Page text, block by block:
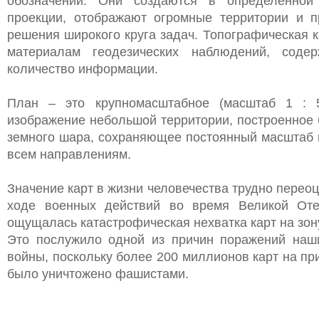
проекции, отображают огромные территории и
решения широкого круга задач. Топографическая
материалам геодезических наблюдений,
количество информации.
План – это крупномасштабное (масштаб 1 :
изображение небольшой территории, построенное
земного шара, сохраняющее постоянный масштаб
всем направлениям.
Значение карт в жизни человечества трудно
ходе военных действий во время Великой
ощущалась катастрофическая нехватка карт на
Это послужило одной из причин поражений
войны, поскольку более 200 миллионов карт на
было уничтожено фашистами.